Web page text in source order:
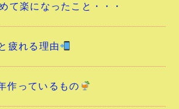
て楽になったこと・・・
疲れる理由
作っているもの